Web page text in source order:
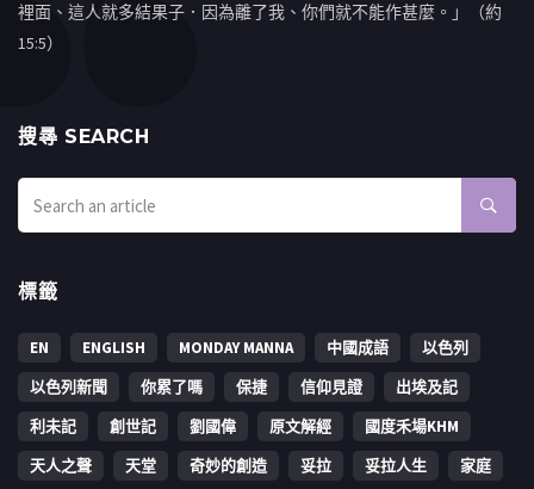
裡面、這人就多結果子．因為離了我、你們就不能作甚麼。」（約
15:5）
搜㝷 SEARCH
標籤
EN ENGLISH MONDAY MANNA 中國成語
以色列
以色列新聞
你累了嗎 保捷 信仰見證
出埃及記
利未記
創世記 劉國偉 原文解經
國度禾場KHM
天人之聲
天堂 奇妙的創造 妥拉 妥拉人生 家庭